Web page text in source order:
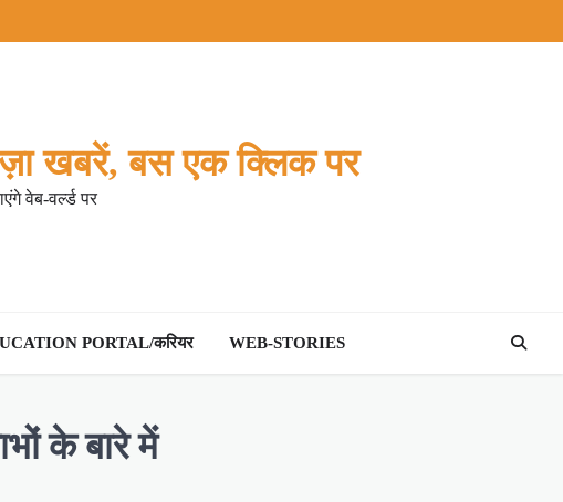
खबरें, बस एक क्लिक पर
वेब-वर्ल्ड पर
PORTAL/करियर WEB-STORIES
के बारे में